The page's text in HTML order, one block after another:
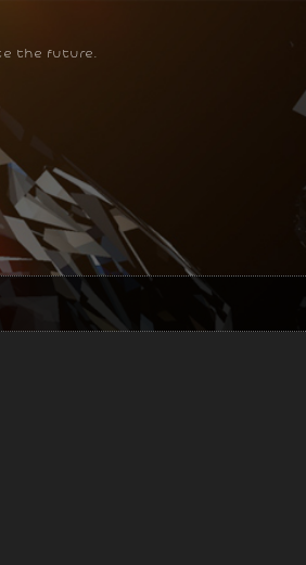
the future.